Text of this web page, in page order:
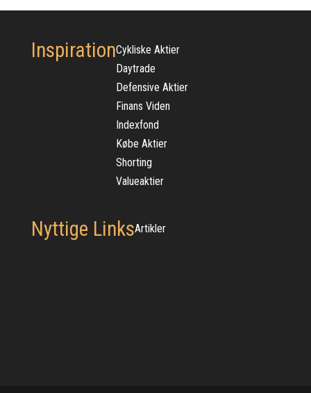
InspirationCykliske Aktier
Daytrade
Defensive Aktier
Finans Viden
Indexfond
Købe Aktier
Shorting
Valueaktier
Nyttige LinksArtikler